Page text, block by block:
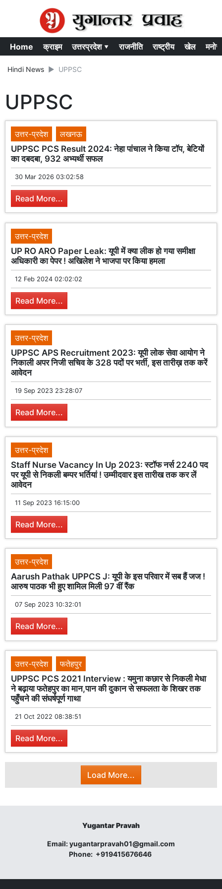
Home क्राइम उत्तरप्रदेश ▾ राजनीति राष्ट्रीय खेल
Hindi News UPPSC
UPPSC
उत्तर-प्रदेश
लखनऊ
UPPSC PCS Result 2024: नेहा पांचाल ने किया टॉप, बेटियों
का दबदबा, 932 अभ्यर्थी सफल
30 Mar 2026 03:02:58
Read More...
उत्तर-प्रदेश
UP RO ARO Paper Leak: यूपी में क्या लीक हो गया समीक्षा
अधिकारी का पेपर ! अखिलेश ने भाजपा पर किया हमला
12 Feb 2024 02:02:02
Read More...
उत्तर-प्रदेश
UPPSC APS Recruitment 2023: यूपी लोक सेवा आयोग ने
निकाली अपर निजी सचिव के 328 पदों पर भर्ती, इस तारीख़ तक करें
आवेदन
19 Sep 2023 23:28:07
Read More...
उत्तर-प्रदेश
Staff Nurse Vacancy In Up 2023: स्टॉफ नर्स 2240 पद
पर यूपी से निकली बम्पर भर्तियां ! उम्मीदवार इस तारीख तक कर लें
आवेदन
11 Sep 2023 16:15:00
Read More...
उत्तर-प्रदेश
Aarush Pathak UPPCS J: यूपी के इस परिवार में सब हैं जज !
आरुष पाठक भी हुए शामिल मिली 97 वीं रैंक
07 Sep 2023 10:32:01
Read More...
उत्तर-प्रदेश
फतेहपुर
UPPSC PCS 2021 Interview : यमुना कछार से निकली मेधा
ने बढ़ाया फतेहपुर का मान,पान की दुकान से सफलता के शिखर तक
पहुँचने की संघर्षपूर्ण गाथा
21 Oct 2022 08:38:51
Read More...
Load More...
Yugantar Pravah
Email:yugantarpravah01@gmail.com
Phone: +919415676646